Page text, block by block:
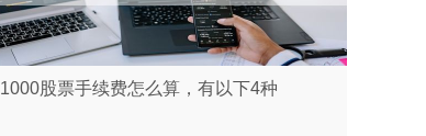
1000股票手续费怎么算，有以下4种